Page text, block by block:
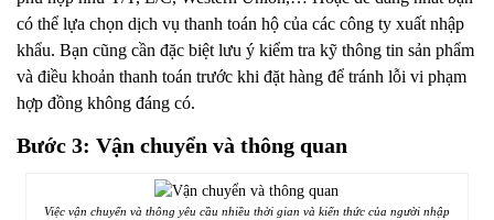
có thể lựa chọn dịch vụ thanh toán hộ của các công ty xuất nhập
khẩu. Bạn cũng cần đặc biệt lưu ý kiểm tra kỹ thông tin sản phẩm
và điều khoản thanh toán trước khi đặt hàng để tránh lỗi vi phạm
hợp đồng không đáng có.
Bước 3: Vận chuyển và thông quan
Việc vận chuyển và thông yêu cầu nhiều thời gian và kiến thức của người nhập